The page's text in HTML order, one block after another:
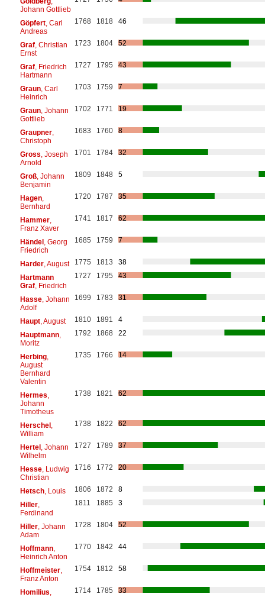
Johann Gottlieb
Göpfert, Carl
Andreas
1768 1818 46
Graf, Christian
Ernst
1723 1804 52
Graf, Friedrich
Hartmann
1727 1795 43
Graun, Carl
Heinrich
1703 1759 7
Graun, Johann
Gottlieb
1702 1771 19
Graupner,
Christoph
1683 1760 8
Gross , Joseph
Arnold
1701 1784 32
Groß, Johann
Benjamin
1809 1848 5
Hagen,
Bernhard
1720 1787 35
Hammer,
Franz Xaver
1741 1817 62
Händel, Georg
Friedrich
1685 1759 7
Harder, August 1775 1813
38
Hartmann
Graf, Friedrich
1727 1795 43
Hasse, Johann
Adolf
1699 1783 31
Haupt, August 1810 1891
4
Hauptmann,
Moritz
1792 1868 22
Herbing,
August
Bernhard
Valentin
1735 1766 14
Hermes
Johann
Timotheus
1738 1821 62
Herschel,
William
1738 1822 62
Hertel, Johann
Wilhelm
1727 1789 37
Hesse, Ludwig
Christian
1716 1772 20
Hetsch, Louis 1806 1872
8
Hiller,
Ferdinand
1811 1885 3
Hiller, Johann
Adam
1728 1804 52
Hoffmann,
Heinrich Anton
1770 1842 44
Hoffmeister,
Franz Anton
1754 1812 58
Homilius 1714 1785 33